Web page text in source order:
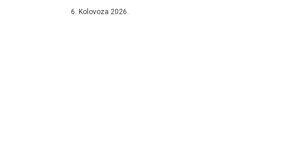
6. Kolovoza 2026.